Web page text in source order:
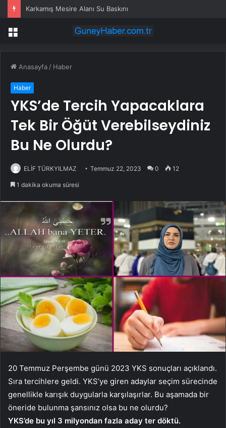
Karkamış Mesire Alanı Su Baskını
Menü
Anasayfa / Haber
Haber
YKS’de Tercih Yapacaklara
Tek Bir Öğüt Verebilseydiniz
Bu Ne Olurdu?
ELİF TÜRKYILMAZ Temmuz 22, 2023 0 12
1 dakika okuma süresi
20 Temmuz Perşembe günü 2023 YKS sonuçları açıklandı.
Sıra tercihlere geldi. YKS’ye giren adaylar seçim sürecinde
genellikle karışık duygularla karşılaşırlar. Bu aşamada bir
öneride bulunma şansınız olsa bu ne olurdu?
YKS’de bu yıl 3 milyondan fazla aday ter döktü.